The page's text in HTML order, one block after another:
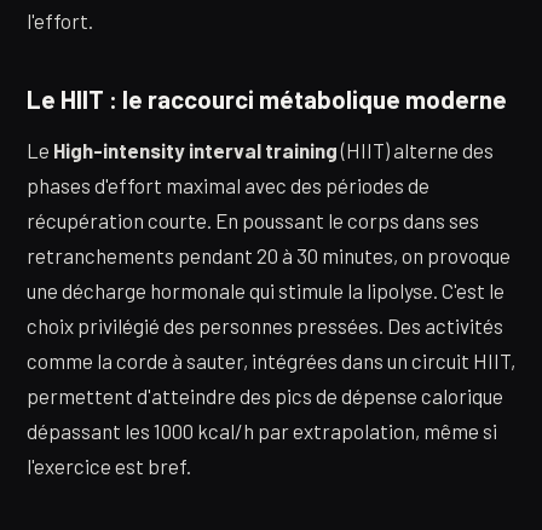
l'effort.
Le HIIT : le raccourci métabolique moderne
Le High-intensity interval training(HIIT) alterne des
phases d'effort maximal avec des périodes de
récupération courte. En poussant le corps dans ses
retranchements pendant 20 à 30 minutes, on provoque
une décharge hormonale qui stimule la lipolyse. C'est le
choix privilégié des personnes pressées. Des activités
comme la corde à sauter, intégrées dans un circuit HIIT,
permettent d'atteindre des pics de dépense calorique
dépassant les 1000 kcal/h par extrapolation, même si
l'exercice est bref.